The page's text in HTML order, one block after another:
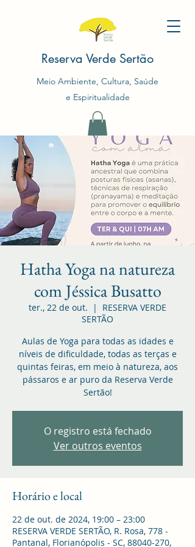
Reserva Verde Sertão
Meio Ambiente, Cultura, Saúde
e Espiritualidade
Hatha Yoga na natureza
com Jéssica Busatto
ter., 22 de out.
  |
RESERVA VERDE
SERTÃO
Aulas de Yoga para todas as idades e
níveis de dificuldade, todas as terças e
quintas feiras, em meio à natureza, aos
pássaros e ar puro da Reserva Verde
Sertão!
O registro está fechado
Ver outros eventos
Horário e local
22 de out. de 2024, 19:00 – 23:00
RESERVA VERDE SERTÃO, R. Rosa, 778 -
Pantanal, Florianópolis - SC, 88040-270,